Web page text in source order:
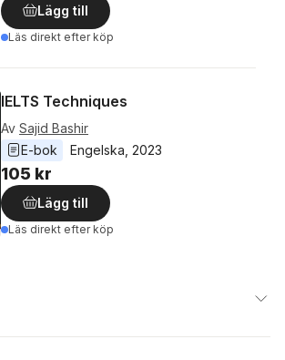
Lägg till
Läs direkt efter köp
IELTS Techniques
Av Sajid Bashir
E-bok
Engelska 2023
105 kr
Lägg till
Läs direkt efter köp